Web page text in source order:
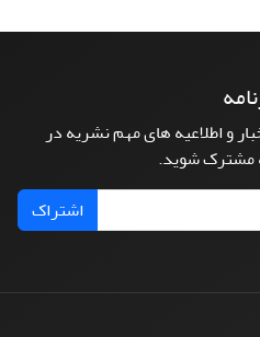
و اطلاعیه های مهم نشریه در
مشترک شوید.
اشتراک